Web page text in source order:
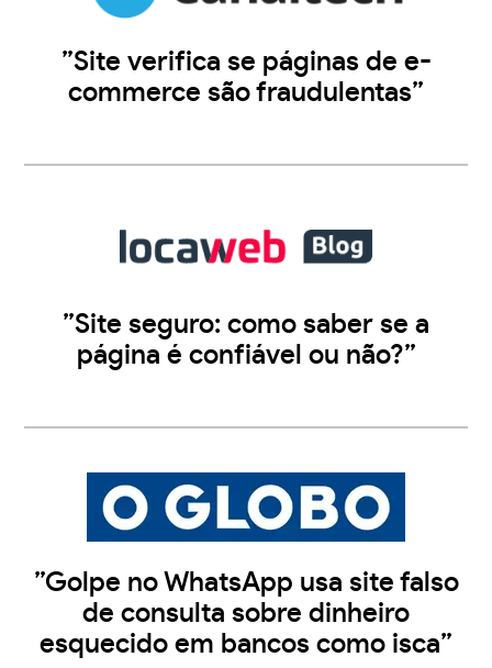
”Site verifica se páginas de e-
commerce são fraudulentas”
”Site seguro: como saber se a
página é confiável ou não?”
”Golpe no WhatsApp usa site falso
de consulta sobre dinheiro
esquecido em bancos como isca”